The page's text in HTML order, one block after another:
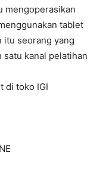
mengoperasikan
tablet
itu seorang yang
kanal pelatihan
di toko IGI